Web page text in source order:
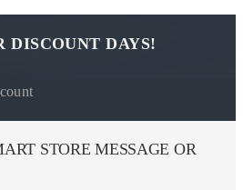
DISCOUNT DAYS!
STORE MESSAGE OR